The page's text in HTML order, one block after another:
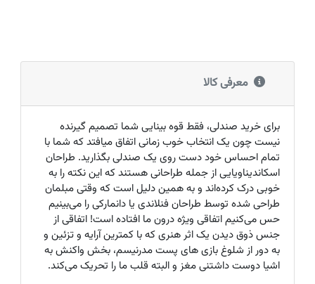
معرفی کالا
برای خرید صندلی، فقط قوه بینایی شما تصمیم گیرنده
نیست چون یک انتخاب خوب زمانی اتفاق میافتد که شما با
تمام احساس خود دست روی یک صندلی بگذارید. طراحان
اسکاندیناویایی از جمله طراحانی هستند که این نکته را به
خوبی درک کرده‌اند و به همین دلیل است که وقتی مبلمان
طراحی شده توسط طراحان فنلاندی یا دانمارکی را می‌بینیم
حس می‌کنیم اتفاقی ویژه درون ما افتاده است! اتفاقی از
جنس ذوق دیدن یک اثر هنری که با کمترین آرایه و تزئین و
به دور از شلوغ بازی های پست مدرنیسم، بخش واکنش به
اشیا دوست داشتنی مغز و البته قلب ما را تحریک می‌کند.